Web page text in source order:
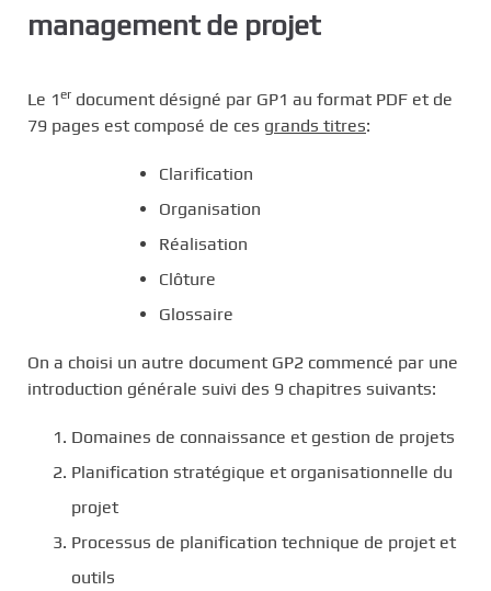
management de projet
Le 1er document désigné par GP1 au format PDF et de
79 pages est composé de ces grands titres:
Clarification
Organisation
Réalisation
Clôture
Glossaire
On a choisi un autre document GP2 commencé par une
introduction générale suivi des 9 chapitres suivants:
Domaines de connaissance et gestion de projets
Planification stratégique et organisationnelle du
projet
Processus de planification technique de projet et
outils